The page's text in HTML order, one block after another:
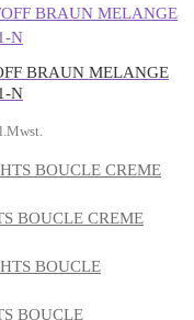
BRAUN MELANGE
N
BOUCLE CREME
BOUCLE